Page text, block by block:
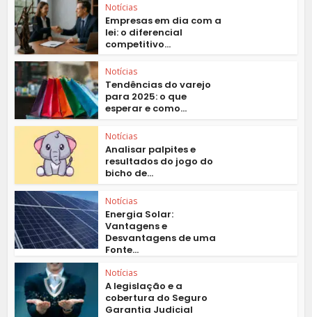
Notícias
Empresas em dia com a
lei: o diferencial
competitivo...
Notícias
Tendências do varejo
para 2025: o que
esperar e como...
Notícias
Analisar palpites e
resultados do jogo do
bicho de...
Notícias
Energia Solar:
Vantagens e
Desvantagens de uma
Fonte...
Notícias
A legislação e a
cobertura do Seguro
Garantia Judicial